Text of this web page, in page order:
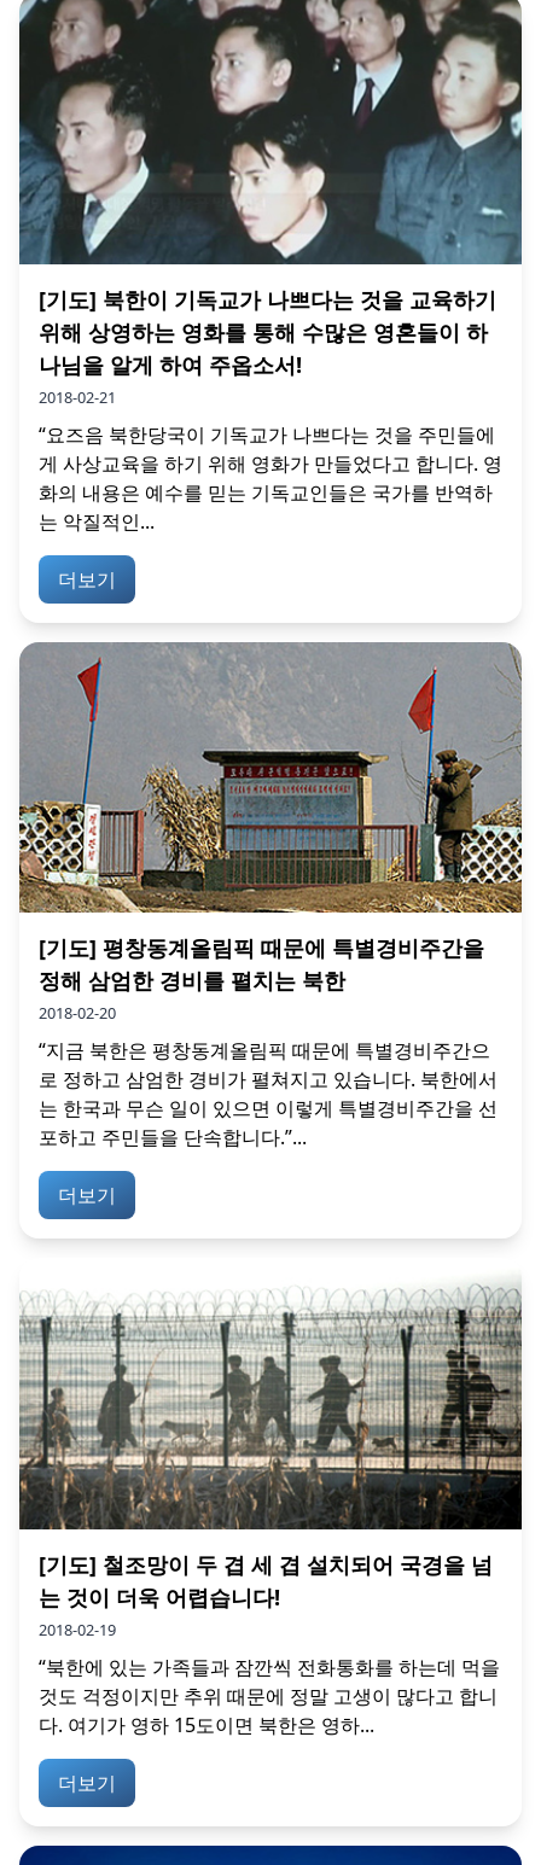
[기도] 북한이 기독교가 나쁘다는 것을 교육하기
위해 상영하는 영화를 통해 수많은 영혼들이 하
나님을 알게 하여 주옵소서!
2018-02-21
“요즈음 북한당국이 기독교가 나쁘다는 것을 주민들에
게 사상교육을 하기 위해 영화가 만들었다고 합니다. 영
화의 내용은 예수를 믿는 기독교인들은 국가를 반역하
는 악질적인...
더보기
[기도] 평창동계올림픽 때문에 특별경비주간을
정해 삼엄한 경비를 펼치는 북한
2018-02-20
“지금 북한은 평창동계올림픽 때문에 특별경비주간으
로 정하고 삼엄한 경비가 펼쳐지고 있습니다. 북한에서
는 한국과 무슨 일이 있으면 이렇게 특별경비주간을 선
포하고 주민들을 단속합니다.”...
더보기
[기도] 철조망이 두 겹 세 겹 설치되어 국경을 넘
는 것이 더욱 어렵습니다!
2018-02-19
“북한에 있는 가족들과 잠깐씩 전화통화를 하는데 먹을
것도 걱정이지만 추위 때문에 정말 고생이 많다고 합니
다. 여기가 영하 15도이면 북한은 영하...
더보기